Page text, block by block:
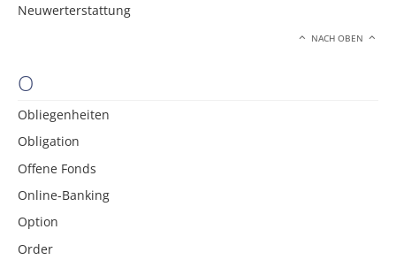
Neuwerterstattung
NACH OBEN
O
Obliegenheiten
Obligation
Offene Fonds
Online-Banking
Option
Order